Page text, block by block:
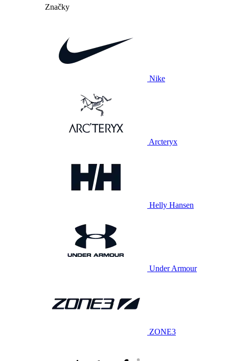
Značky
Nike
Arcteryx
Helly Hansen
Under Armour
ZONE3